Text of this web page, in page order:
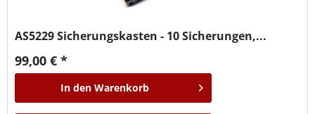
AS5229Sicherungskasten - 10 Sicherungen,...
99,00 € *
In den Warenkorb